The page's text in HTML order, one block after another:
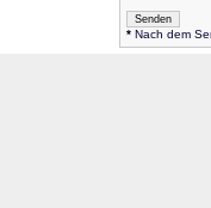
*Nach dem